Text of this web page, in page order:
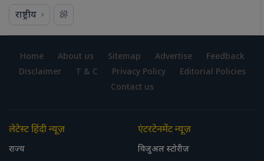
राष्ट्रीय
Home About us Sitemap Advertise
Feedback
Disclaimer
T & C Privacy Policy
Editorial Policies
Contact us
लेटेस्ट हिंदी न्यूज़
राज्य
एंटरटेनमेंट न्यूज़
विजुअल स्टोरीज़